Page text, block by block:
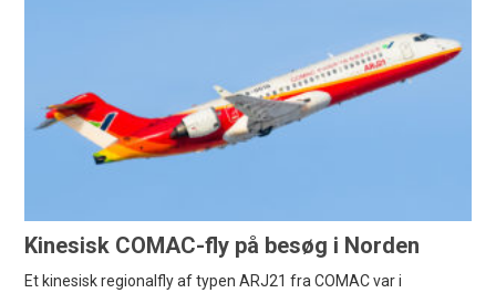
Kinesisk COMAC-fly på besøg i Norden
Et kinesisk regionalfly af typen ARJ21 fra COMAC var i